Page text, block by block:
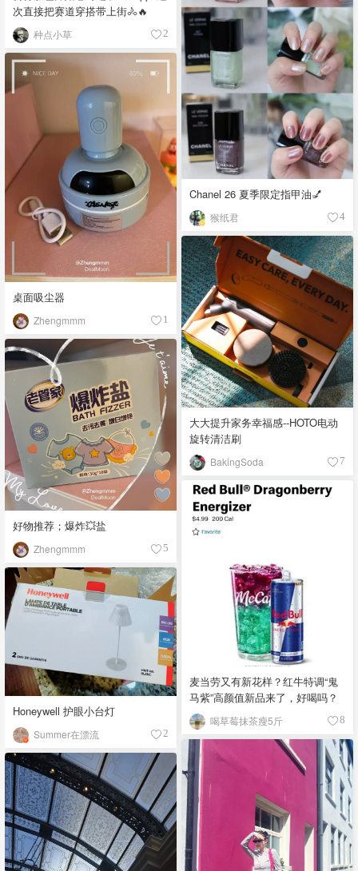
次直接把赛道穿搭带上街🚴🔥
种点小草 2
Chanel 26 夏季限定指甲油💅
猴纸君 4
桌面吸尘器
Zhengmmm 1
大大提升家务幸福感--HOTO电动
旋转清洁刷
BakingSoda 7
好物推荐；爆炸💥盐
Zhengmmm 5
麦当劳又有新花样？红牛特调“鬼
马紫”高颜值新品来了，好喝吗？
喝草莓抹茶瘦5斤 8
Honeywell 护眼小台灯
Summer在漂流 2